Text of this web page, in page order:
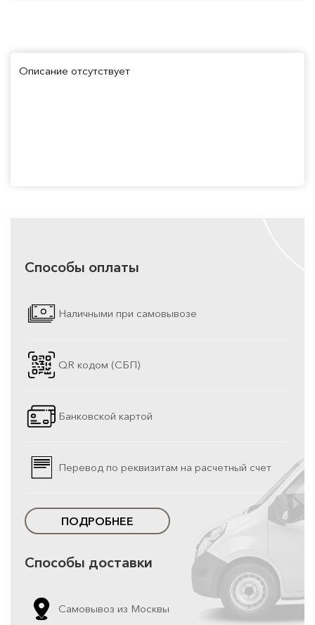
Описание отсутствует
Способы оплаты
Наличными при самовывозе
QR кодом (СБП)
Банковской картой
Перевод по реквизитам на расчетный счет
ПОДРОБНЕЕ
Способы доставки
Самовывоз из Москвы